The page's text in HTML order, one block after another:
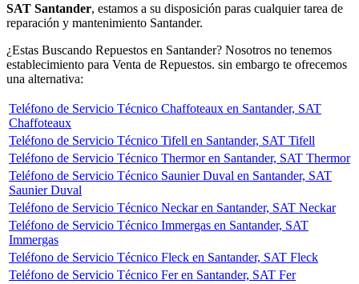
SAT Santander, estamos a su disposición paras cualquier tarea de
reparación y mantenimiento Santander.
¿Estas Buscando Repuestos en Santander? Nosotros no tenemos
establecimiento para Venta de Repuestos. sin embargo te ofrecemos
una alternativa:
Teléfono de Servicio Técnico Chaffoteaux en Santander, SAT
Chaffoteaux
Teléfono de Servicio Técnico Tifell en Santander, SAT Tifell
Teléfono de Servicio Técnico Thermor en Santander, SAT Thermor
Teléfono de Servicio Técnico Saunier Duval en Santander, SAT
Saunier Duval
Teléfono de Servicio Técnico Neckar en Santander, SAT Neckar
Teléfono de Servicio Técnico Immergas en Santander, SAT
Immergas
Teléfono de Servicio Técnico Fleck en Santander, SAT Fleck
Teléfono de Servicio Técnico Fer en Santander, SAT Fer